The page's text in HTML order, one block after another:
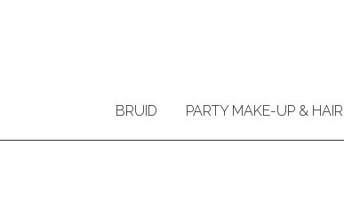
BRUID PARTY MAKE-UP & HAIR